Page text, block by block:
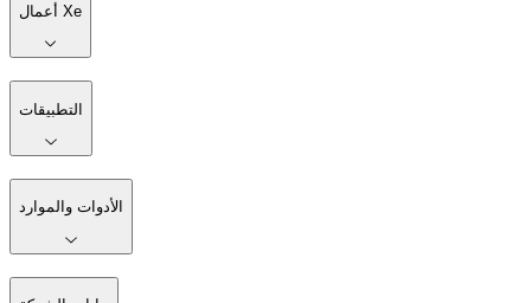
أعمال Xe
التطبيقات
الأدوات والموارد